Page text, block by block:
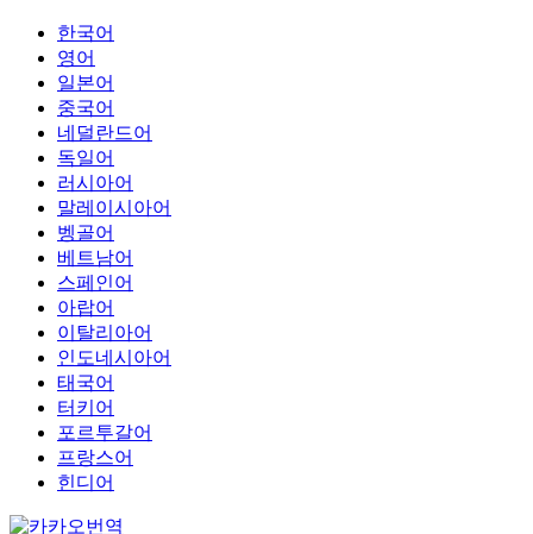
한국어
영어
일본어
중국어
네덜란드어
독일어
러시아어
말레이시아어
벵골어
베트남어
스페인어
아랍어
이탈리아어
인도네시아어
태국어
터키어
포르투갈어
프랑스어
힌디어